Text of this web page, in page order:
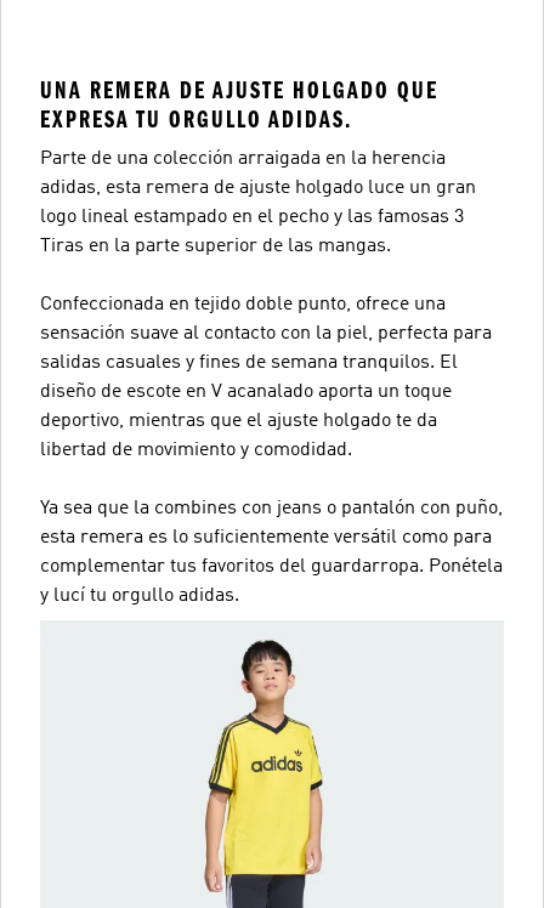
UNA REMERA DE AJUSTE HOLGADO QUE
EXPRESA TU ORGULLO ADIDAS.
Parte de una colección arraigada en la herencia
adidas, esta remera de ajuste holgado luce un gran
logo lineal estampado en el pecho y las famosas 3
Tiras en la parte superior de las mangas.
Confeccionada en tejido doble punto, ofrece una
sensación suave al contacto con la piel, perfecta para
salidas casuales y fines de semana tranquilos. El
diseño de escote en V acanalado aporta un toque
deportivo, mientras que el ajuste holgado te da
libertad de movimiento y comodidad.
Ya sea que la combines con jeans o pantalón con puño,
esta remera es lo suficientemente versátil como para
complementar tus favoritos del guardarropa. Ponétela
y lucí tu orgullo adidas.